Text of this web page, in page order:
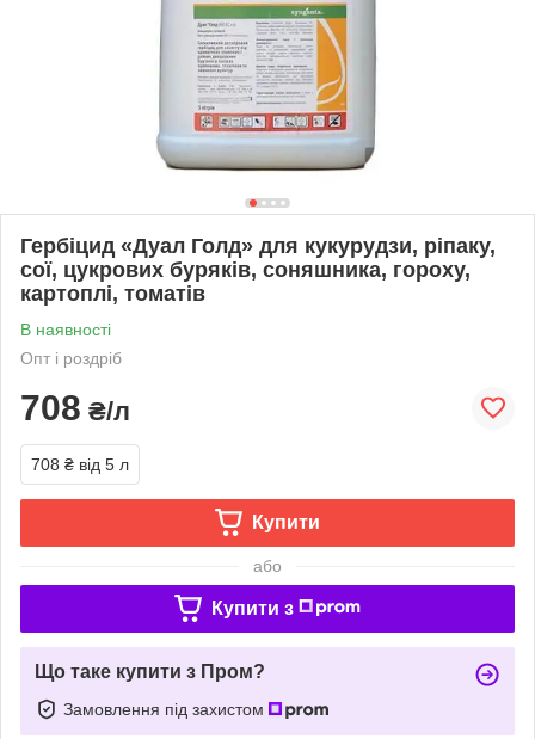
Гербіцид «Дуал Голд» для кукурудзи, ріпаку,
сої, цукрових буряків, соняшника, гороху,
картоплі, томатів
В наявності
Опт і роздріб
708 ₴/л
708 ₴ від 5 л
Купити
або
Купити з
Що таке купити з Пром?
Замовлення під захистом